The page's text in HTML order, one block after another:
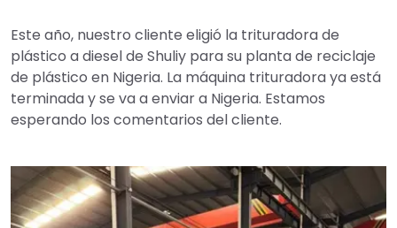
Este año, nuestro cliente eligió la trituradora de
plástico a diesel de Shuliy para su planta de reciclaje
de plástico en Nigeria. La máquina trituradora ya está
terminada y se va a enviar a Nigeria. Estamos
esperando los comentarios del cliente.